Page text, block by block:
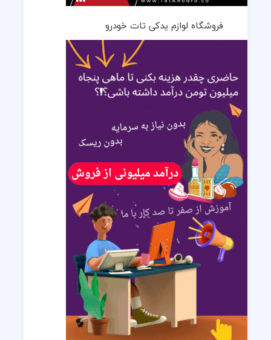
فروشگاه لوازم یدکی تات خودرو